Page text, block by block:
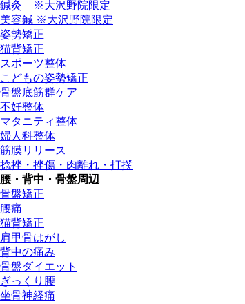
鍼灸 ※大沢野院限定
美容鍼 ※大沢野院限定
姿勢矯正
猫背矯正
スポーツ整体
こどもの姿勢矯正
骨盤底筋群ケア
不妊整体
マタニティ整体
婦人科整体
筋膜リリース
捻挫・挫傷・肉離れ・打撲
腰・背中・骨盤周辺
骨盤矯正
腰痛
猫背矯正
肩甲骨はがし
背中の痛み
骨盤ダイエット
ぎっくり腰
坐骨神経痛